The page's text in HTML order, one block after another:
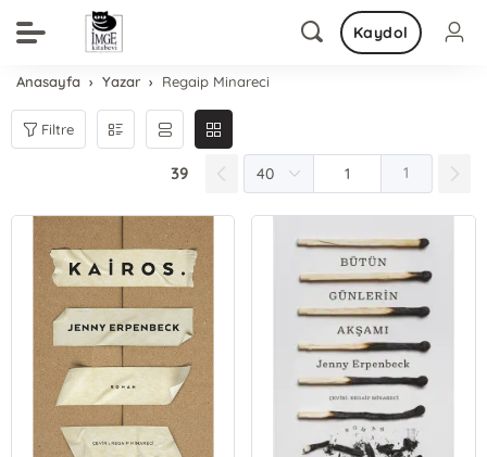
Kaydol
Anasayfa Yazar Regaip Minareci
Filtre
39 1